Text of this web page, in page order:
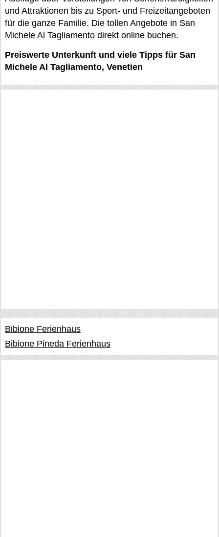
und Attraktionen bis zu Sport- und Freizeitangeboten
für die ganze Familie. Die tollen Angebote in San
Michele Al Tagliamento direkt online buchen.
Preiswerte Unterkunft und viele Tipps für San
Michele Al Tagliamento, Venetien
Bibione Ferienhaus
Bibione Pineda Ferienhaus